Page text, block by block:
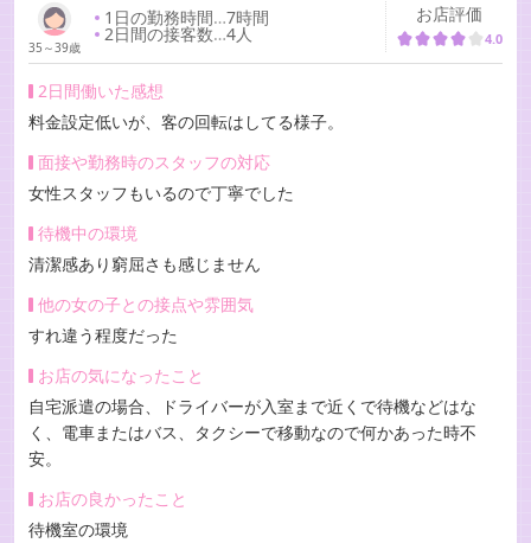
35～39歳
1日の勤務時間…7時間
2日間の接客数…4人
お店評価
4.0
2日間働いた感想
料金設定低いが、客の回転はしてる様子。
面接や勤務時のスタッフの対応
女性スタッフもいるので丁寧でした
待機中の環境
清潔感あり窮屈さも感じません
他の女の子との接点や雰囲気
すれ違う程度だった
お店の気になったこと
自宅派遣の場合、ドライバーが入室まで近くで待機などはな
く、電車またはバス、タクシーで移動なので何かあった時不
安。
お店の良かったこと
待機室の環境